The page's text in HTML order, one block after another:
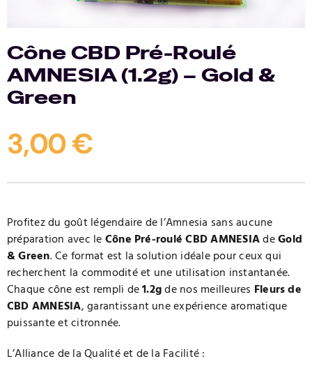
Cône CBD Pré-Roulé
AMNESIA (1.2g) – Gold &
Green
3,00€
Profitez du goût légendaire de l’Amnesia sans aucune
préparation avec leCône Pré-roulé CBD AMNESIAdeGold
& Green. Ce format est la solution idéale pour ceux qui
recherchent la commodité et une utilisation instantanée.
Chaque cône est rempli de1.2gde nos meilleures Fleurs de
CBD AMNESIA, garantissant une expérience aromatique
puissante et citronnée.
L’Alliance de la Qualité et de la Facilité :